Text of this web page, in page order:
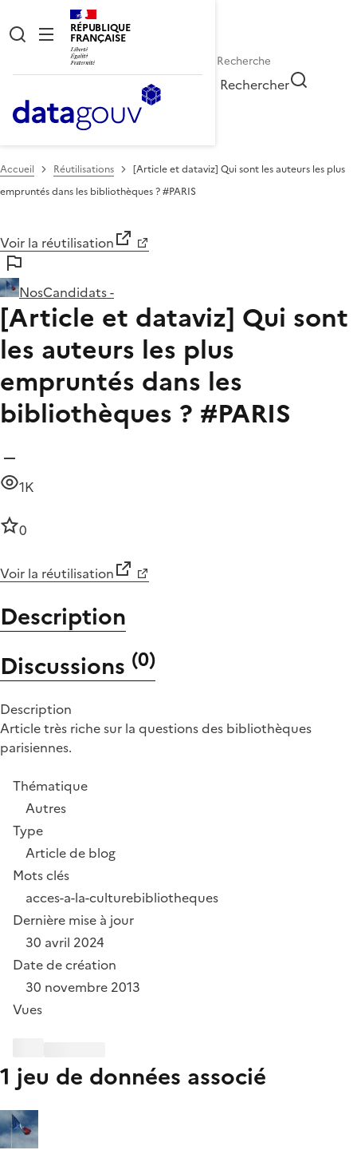
RÉPUBLIQUE
FRANÇAISE
Rechercher
Accueil Réutilisations
[Article et dataviz] Qui sont les auteurs les plus
empruntés dans les bibliothèques ? #PARIS
Voir la réutilisation
NosCandidats -
[Article et dataviz] Qui sont
les auteurs les plus
empruntés dans les
bibliothèques ? #PARIS
1K
0
Voir la réutilisation
Description
Discussions (0)
Description
Article très riche sur la questions des bibliothèques
parisiennes.
Thématique
Autres
Type
Article de blog
Mots clés
acces-a-la-culturebibliotheques
Dernière mise à jour
30 avril 2024
Date de création
30 novembre 2013
Vues
1 jeu de données associé